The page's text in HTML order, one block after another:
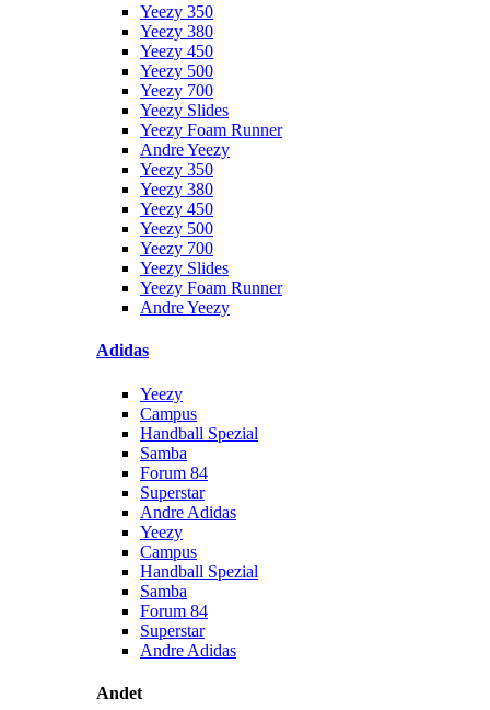
Yeezy 350
Yeezy 380
Yeezy 450
Yeezy 500
Yeezy 700
Yeezy Slides
Yeezy Foam Runner
Andre Yeezy
Yeezy 350
Yeezy 380
Yeezy 450
Yeezy 500
Yeezy 700
Yeezy Slides
Yeezy Foam Runner
Andre Yeezy
Adidas
Yeezy
Campus
Handball Spezial
Samba
Forum 84
Superstar
Andre Adidas
Yeezy
Campus
Handball Spezial
Samba
Forum 84
Superstar
Andre Adidas
Andet